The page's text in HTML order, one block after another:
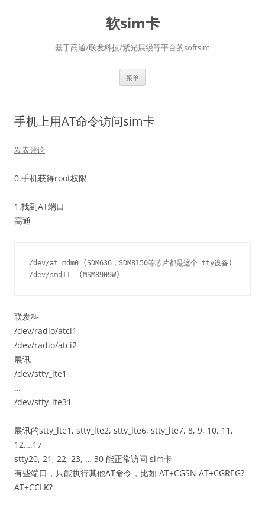
软sim卡
基于高通/联发科技/紫光展锐等平台的softsim
菜单
手机上用AT命令访问sim卡
发表评论
0.手机获得root权限
1.找到AT端口
高通
/dev/at_mdm0 (SDM636，SDM8150等芯片都是这个 tty设备)
联发科
/dev/radio/atci1
/dev/radio/atci2
展讯
/dev/stty_lte1
…
/dev/stty_lte31
展讯的stty_lte1, stty_lte2, stty_lte6, stty_lte7, 8, 9, 10, 11,
12….17
stty20, 21, 22, 23, … 30 能正常访问 sim卡
有些端口，只能执行其他AT命令，比如 AT+CGSN AT+CGREG?
AT+CCLK?